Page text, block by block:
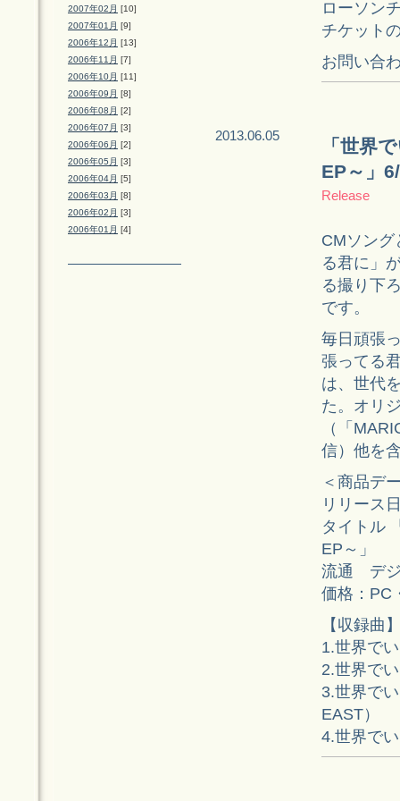
2007年02月 [10]
2007年01月 [9]
2006年12月 [13]
2006年11月 [7]
2006年10月 [11]
2006年09月 [8]
2006年08月 [2]
2006年07月 [3]
2006年06月 [2]
2006年05月 [3]
2006年04月 [5]
2006年03月 [8]
2006年02月 [3]
2006年01月 [4]
ローソン
チケット
お問い合
2013.06.05
「世界
EP～」
Release
CMソン
る君に」
る撮り下
です。
毎日頑張
張ってる
は、世代
た。オリ
（「
信）他を
＜商品デ
リリース
タイトル
EP～」
流通 デジ
価格：PC
【収録曲
1.世界で
2.世界で
3.世界で
EAST）
4.世界で